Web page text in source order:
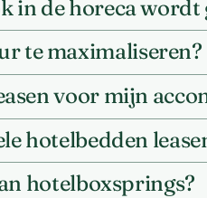
in de horeca
te maximaliseren?
voor mijn
hotelbedden
hotelboxsprings?